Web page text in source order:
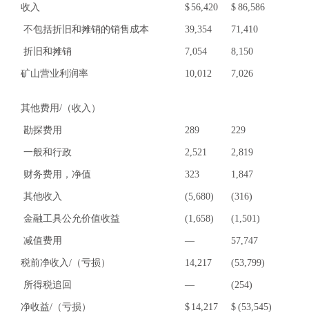
收入 $56,420 $ 86,586
不包括折旧和摊销的销售成本 39,354 71,410
折旧和摊销 7,054 8,150
矿山营业利润率 10,012 7,026
其他费用/（收入）
勘探费用 289 229
一般和行政 2,521 2,819
财务费用，净值 323 1,847
其他收入 (5,680) (316)
金融工具公允价值收益 (1,658) (1,501)
减值费用 — 57,747
税前净收入/（亏损） 14,217 (53,799)
所得税追回 — (254)
净收益/（亏损） $ 14,217 $ (53,545)